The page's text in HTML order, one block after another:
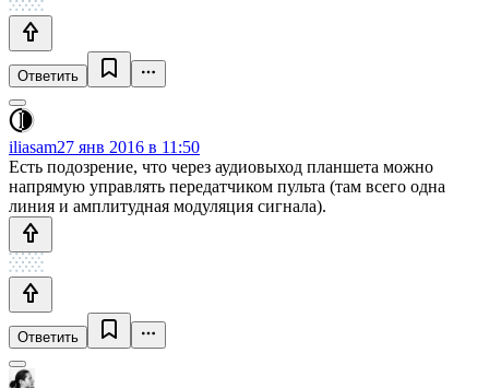
Ответить
iliasam27 янв 2016 в 11:50
Есть подозрение, что через аудиовыход планшета можно
напрямую управлять передатчиком пульта (там всего одна
линия и амплитудная модуляция сигнала).
Ответить